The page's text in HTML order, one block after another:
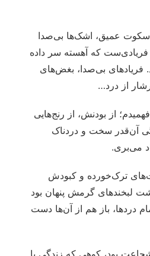
عمیق، اشک‌ها بی‌صدا
که آهسته سر داده
بی‌صدا، بغض‌های
از درد…
از بودنش، از رنج‌هایی
آن‌قدر سخت و دردناک
می‌بری.
ترک‌خورده و کبودش
لبخندهای گرمش پنهان بود
دردها، باز هم از آن‌ها دست
بود، کوهی که زندگی با